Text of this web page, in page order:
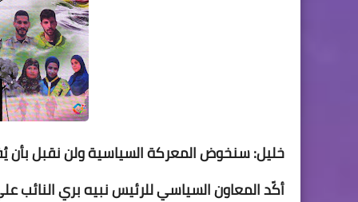
خليل: سنخوض المعركة السياسية ولن نقبل بأن
أكّد المعاون السياسي للرئيس نبيه بري النائب